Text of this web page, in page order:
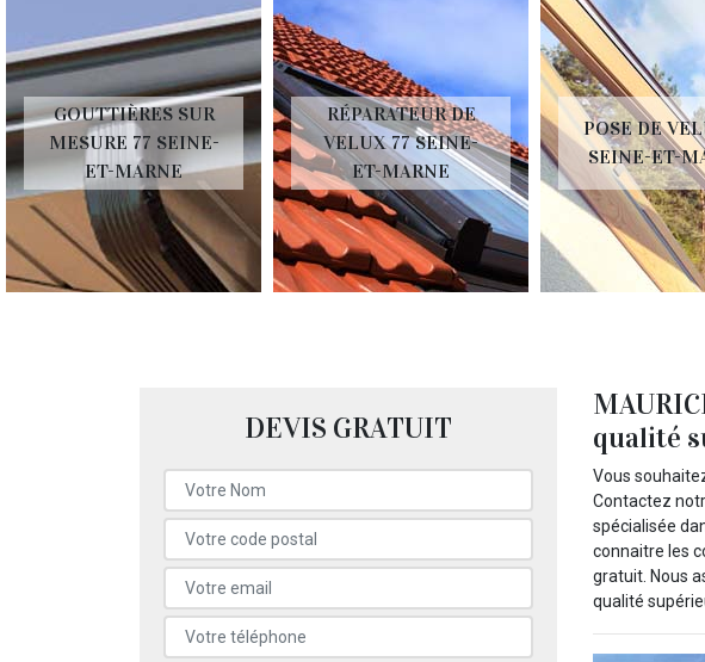
GOUTTIÈRES SUR
MESURE 77 SEINE-
ET-MARNE
RÉPARATEUR DE
VELUX 77 SEINE-
ET-MARNE
POSE DE
SEINE-ET-
DEVIS GRATUIT
qualité
Vous
Contactez
spécialisée
connaitre les
gratuit. Nous
qualité